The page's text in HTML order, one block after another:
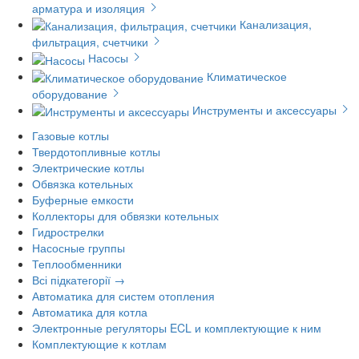
арматура и изоляция
Канализация,
фильтрация, счетчики
Насосы
Климатическое
оборудование
Инструменты и аксессуары
Газовые котлы
Твердотопливные котлы
Электрические котлы
Обвязка котельных
Буферные емкости
Коллекторы для обвязки котельных
Гидрострелки
Насосные группы
Теплообменники
Всі підкатегорії →
Автоматика для систем отопления
Автоматика для котла
Электронные регуляторы ECL и комплектующие к ним
Комплектующие к котлам